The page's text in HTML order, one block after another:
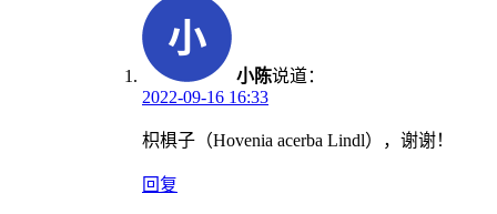
小陈说道：
2022-09-16 16:33
枳椇子（Hovenia acerba Lindl），谢谢！
回复